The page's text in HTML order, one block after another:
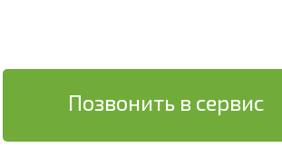
Позвонить в сервис